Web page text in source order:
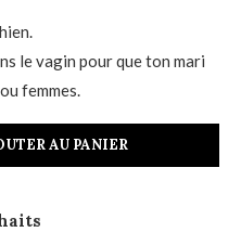
le vagin pour que ton mari
femmes.
AU PANIER